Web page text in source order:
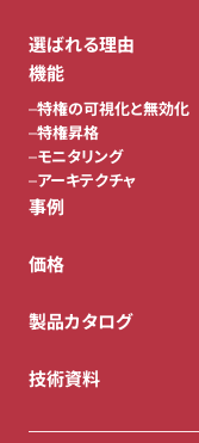
選ばれる理由
機能
特権の可視化と無効化
特権昇格
モニタリング
アーキテクチャ
事例
価格
製品カタログ
技術資料